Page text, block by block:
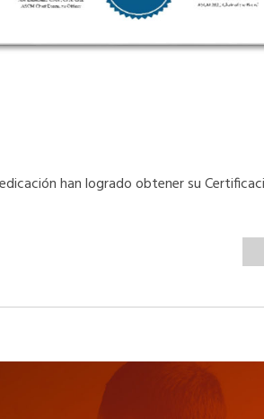
han logrado obtener su